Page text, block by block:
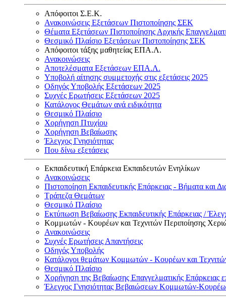
Απόφοιτοι Σ.Ε.Κ.
Ανακοινώσεις Εξετάσεων Πιστοποίησης ΣΕΚ
Θέματα Εξετάσεων Πιστοποίησης Αρχικής
Θεσμικό Πλαίσιο Εξετάσεων Πιστοποίησης ΣΕΚ
Απόφοιτοι τάξης μαθητείας ΕΠΑ.Λ.
Ανακοινώσεις
Αποτελέσματα Εξετάσεων ΕΠΑ.Λ.
Υποβολή αίτησης συμμετοχής στις εξετάσεις 2025
Οδηγός Υποβολής Εξετάσεων 2025
Συχνές Ερωτήσεις Εξετάσεων 2025
Κατάλογος Θεμάτων ανά ειδικότητα
Θεσμικό Πλαίσιο
Χορήγηση Πτυχίου
Χορήγηση Βεβαίωσης
Έλεγχος Γνησιότητας
Που δίνω εξετάσεις
Εκπαιδευτική Επάρκεια Εκπαιδευτών Ενηλίκων
Ανακοινώσεις
Πιστοποίηση Εκπαιδευτικής Επάρκειας - Βήματα και
Τράπεζα Θεμάτων
Θεσμικό Πλαίσιο
Εκτύπωση Βεβαίωσης Εκπαιδευτικής Επάρκειας /
Κομμωτών - Κουρέων και Τεχνιτών Περιποίησης
Ανακοινώσεις
Συχνές Ερωτήσεις Απαντήσεις
Οδηγός Υποβολής
Κατάλογοι θεμάτων Κομμωτών - Κουρέων και
Θεσμικό Πλαίσιο
Χορήγηση της Βεβαίωσης Επαγγελματικής
Έλεγχος Γνησιότητας Βεβαιώσεων Κομμωτών-